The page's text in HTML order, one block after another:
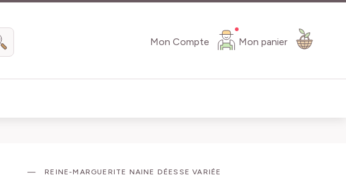
Mon Compte Mon panier
Chercher
REINE-MARGUERITE NAINE DÉESSE VARIÉE